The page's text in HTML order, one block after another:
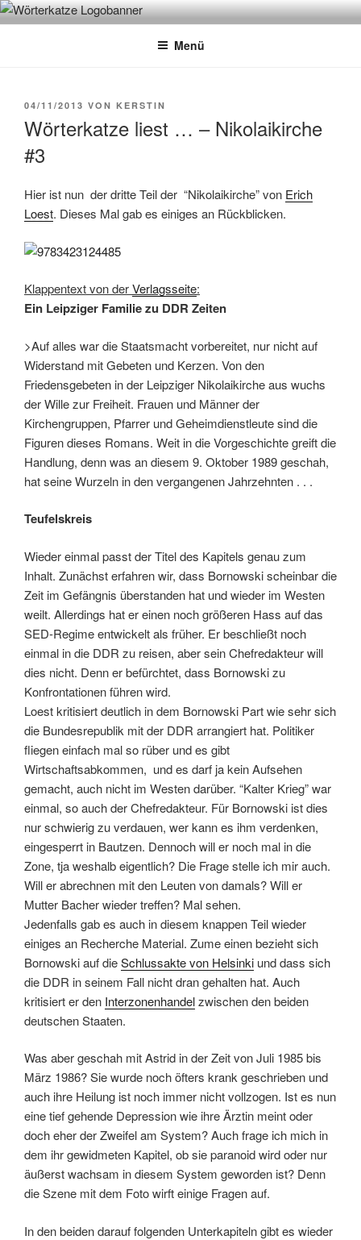
Zum
InhaltWÖRTERKATZE
Von Büchern erzählen
Menü
VERÖFFENTLICHT
04/11/2013 VON KERSTIN
Wörterkatze liest … – Nikolaikirche
#3
Hier ist nun der dritte Teil der “Nikolaikirche” von Erich
Loest. Dieses Mal gab es einiges an Rückblicken.
Klappentext von derVerlagsseite:
Ein Leipziger Familie zu DDR Zeiten
>Auf alles war die Staatsmacht vorbereitet, nur nicht auf
Widerstand mit Gebeten und Kerzen. Von den
Friedensgebeten in der Leipziger Nikolaikirche aus wuchs
der Wille zur Freiheit. Frauen und Männer der
Kirchengruppen, Pfarrer und Geheimdienstleute sind die
Figuren dieses Romans. Weit in die Vorgeschichte greift die
Handlung, denn was an diesem 9. Oktober 1989 geschah,
hat seine Wurzeln in den vergangenen Jahrzehnten . . .
Teufelskreis
Wieder einmal passt der Titel des Kapitels genau zum
Inhalt. Zunächst erfahren wir, dass Bornowski scheinbar die
Zeit im Gefängnis überstanden hat und wieder im Westen
weilt. Allerdings hat er einen noch größeren Hass auf das
SED-Regime entwickelt als früher. Er beschließt noch
einmal in die DDR zu reisen, aber sein Chefredakteur will
dies nicht. Denn er befürchtet, dass Bornowski zu
Konfrontationen führen wird.
Loest kritisiert deutlich in dem Bornowski Part wie sehr sich
die Bundesrepublik mit der DDR arrangiert hat. Politiker
fliegen einfach mal so rüber und es gibt
Wirtschaftsabkommen, und es darf ja kein Aufsehen
gemacht, auch nicht im Westen darüber. “Kalter Krieg” war
einmal, so auch der Chefredakteur. Für Bornowski ist dies
nur schwierig zu verdauen, wer kann es ihm verdenken,
eingesperrt in Bautzen. Dennoch will er noch mal in die
Zone, tja weshalb eigentlich? Die Frage stelle ich mir auch.
Will er abrechnen mit den Leuten von damals? Will er
Mutter Bacher wieder treffen? Mal sehen.
Jedenfalls gab es auch in diesem knappen Teil wieder
einiges an Recherche Material. Zume einen bezieht sich
Bornowski auf dieSchlussakte von Helsinki und dass sich
die DDR in seinem Fall nicht dran gehalten hat. Auch
kritisiert er den Interzonenhandelzwischen den beiden
deutschen Staaten.
Was aber geschah mit Astrid in der Zeit von Juli 1985 bis
März 1986? Sie wurde noch öfters krank geschrieben und
auch ihre Heilung ist noch immer nicht vollzogen. Ist es nun
eine tief gehende Depression wie ihre Ärztin meint oder
doch eher der Zweifel am System? Auch frage ich mich in
dem ihr gewidmeten Kapitel, ob sie paranoid wird oder nur
äußerst wachsam in diesem System geworden ist? Denn
die Szene mit dem Foto wirft einige Fragen auf.
In den beiden darauf folgenden Unterkapiteln gibt es wieder